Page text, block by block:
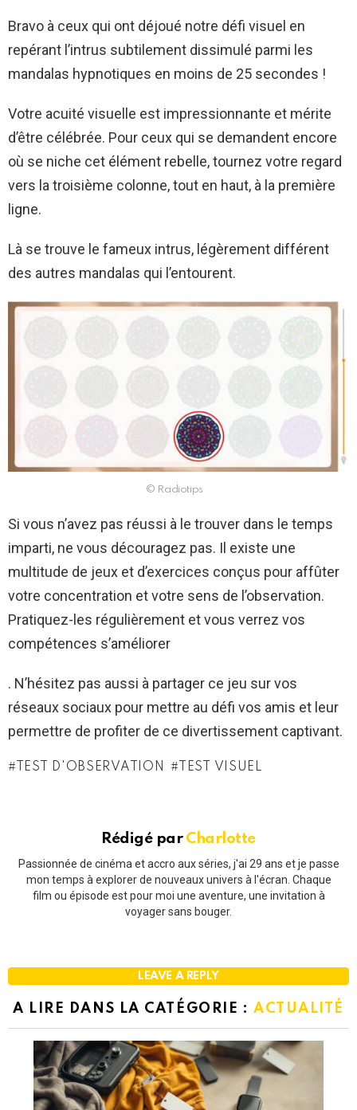
Bravo à ceux qui ont déjoué notre défi visuel en
repérant l’intrus subtilement dissimulé parmi les
mandalas hypnotiques en moins de 25 secondes !
Votre acuité visuelle est impressionnante et mérite
d’être célébrée. Pour ceux qui se demandent encore
où se niche cet élément rebelle, tournez votre regard
vers la troisième colonne, tout en haut, à la première
ligne.
Là se trouve le fameux intrus, légèrement différent
des autres mandalas qui l’entourent.
© Radiotips
Si vous n’avez pas réussi à le trouver dans le temps
imparti, ne vous découragez pas. Il existe une
multitude de jeux et d’exercices conçus pour affûter
votre concentration et votre sens de l’observation.
Pratiquez-les régulièrement et vous verrez vos
compétences s’améliorer
. N’hésitez pas aussi à partager ce jeu sur vos
réseaux sociaux pour mettre au défi vos amis et leur
permettre de profiter de ce divertissement captivant.
TEST D'OBSERVATION TEST VISUEL
Rédigé par Charlotte
Passionnée de cinéma et accro aux séries, j'ai 29 ans et je passe
mon temps à explorer de nouveaux univers à l'écran. Chaque
film ou épisode est pour moi une aventure, une invitation à
voyager sans bouger.
LEAVE A REPLY
A LIRE DANS LA CATÉGORIE : ACTUALITÉ